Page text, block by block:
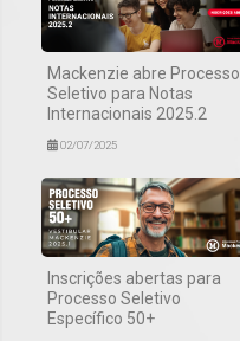
Mackenzie abre Processo
Seletivo para Notas
Internacionais 2025.2
02/07/2025
Inscrições abertas para
Processo Seletivo
Específico 50+